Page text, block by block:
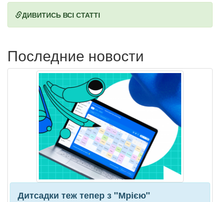
ДИВИТИСЬ ВСІ СТАТТІ
Последние новости
Дитсадки теж тепер з "Мрією"